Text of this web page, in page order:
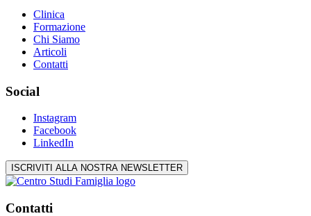
Clinica
Formazione
Chi Siamo
Articoli
Contatti
Social
Instagram
Facebook
LinkedIn
ISCRIVITI ALLA NOSTRA NEWSLETTER
Contatti